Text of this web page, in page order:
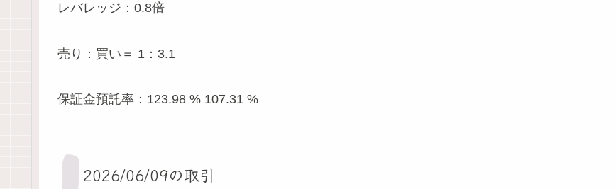
レバレッジ：0.8倍
売り：買い＝ 1：3.1
保証金預託率：123.98 % 107.31 %
2026/06/09の取引